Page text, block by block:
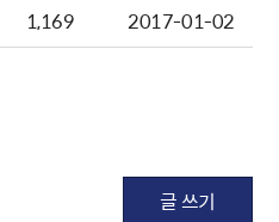
1,169 2017-01-02
글 쓰기